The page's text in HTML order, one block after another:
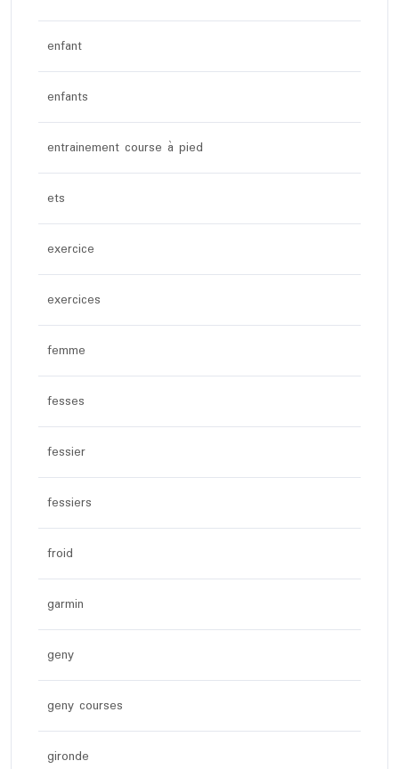
enfant
enfants
entrainement course à pied
ets
exercice
exercices
femme
fesses
fessier
fessiers
froid
garmin
geny
geny courses
gironde